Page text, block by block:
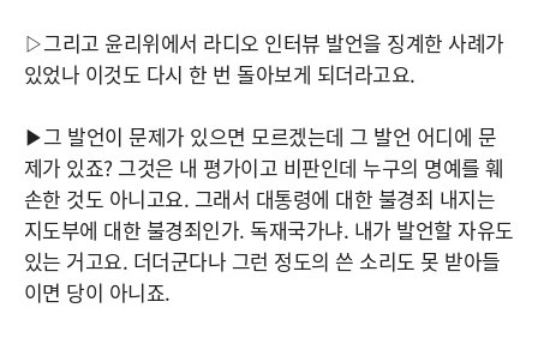
▷그리고 윤리위에서 라디오 인터뷰 발언을 징계한 사례가
있었나 이것도 다시 한 번 돌아보게 되더라고요.
▶그 발언이 문제가 있으면 모르겠는데 그 발언 어디에 문
제가 있죠? 그것은 내 평가이고 비판인데 누구의 명예를 훼
손한 것도 아니고요. 그래서 대통령에 대한 불경죄 내지는
지도부에 대한 불경죄인가. 독재국가냐. 내가 발언할 자유도
있는 거고요. 더더군다나 그런 정도의 쓴 소리도 못 받아들
이면 당이 아니죠.